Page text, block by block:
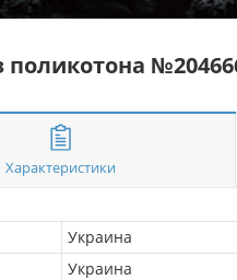
поликотона
Характеристики
Украина
Украина